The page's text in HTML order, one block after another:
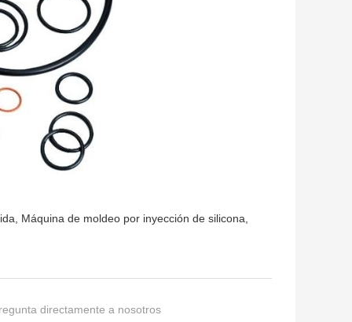
Máquina de moldeo por inyección de silicona
directamente a nosotros